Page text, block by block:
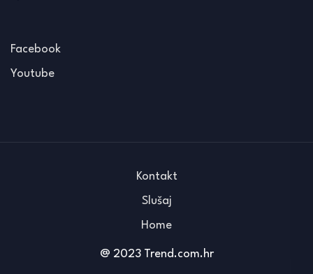
Facebook
Youtube
@ 2023 Trend.com.hr
Kontakt
Slušaj
Home